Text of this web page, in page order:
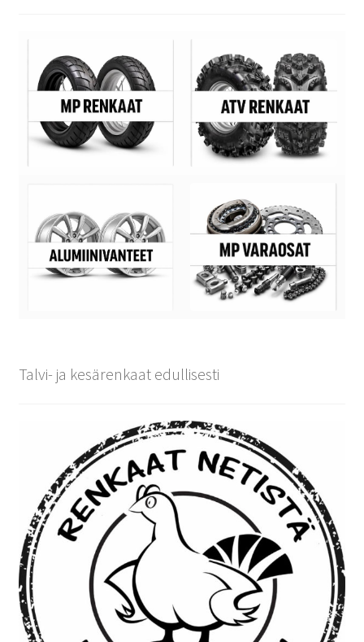
Talvi- ja kesärenkaat edullisesti